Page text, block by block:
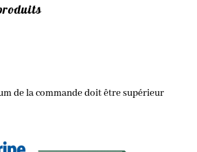
de la commande doit être supérieur